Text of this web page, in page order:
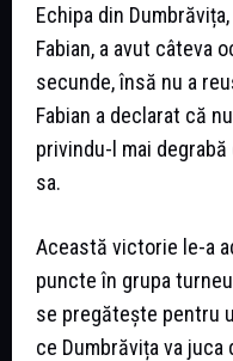
Echipa din
Fabian, a avut câteva
secunde, însă nu a
Fabian a declarat că
privindu-l mai
sa.
Această victorie le-a
puncte în grupa
se pregătește pentru
ce Dumbrăvița va